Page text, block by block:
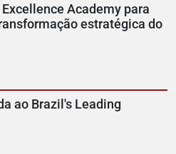
Academy para
estratégica do
ao Brazil's Leading